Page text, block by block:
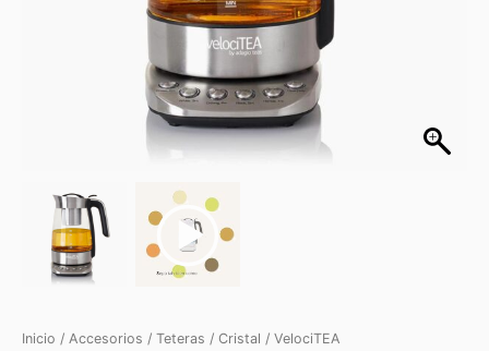
Inicio / Accesorios / Teteras / Cristal / VelociTEA